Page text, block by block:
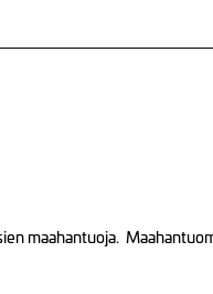
maahantuoja.